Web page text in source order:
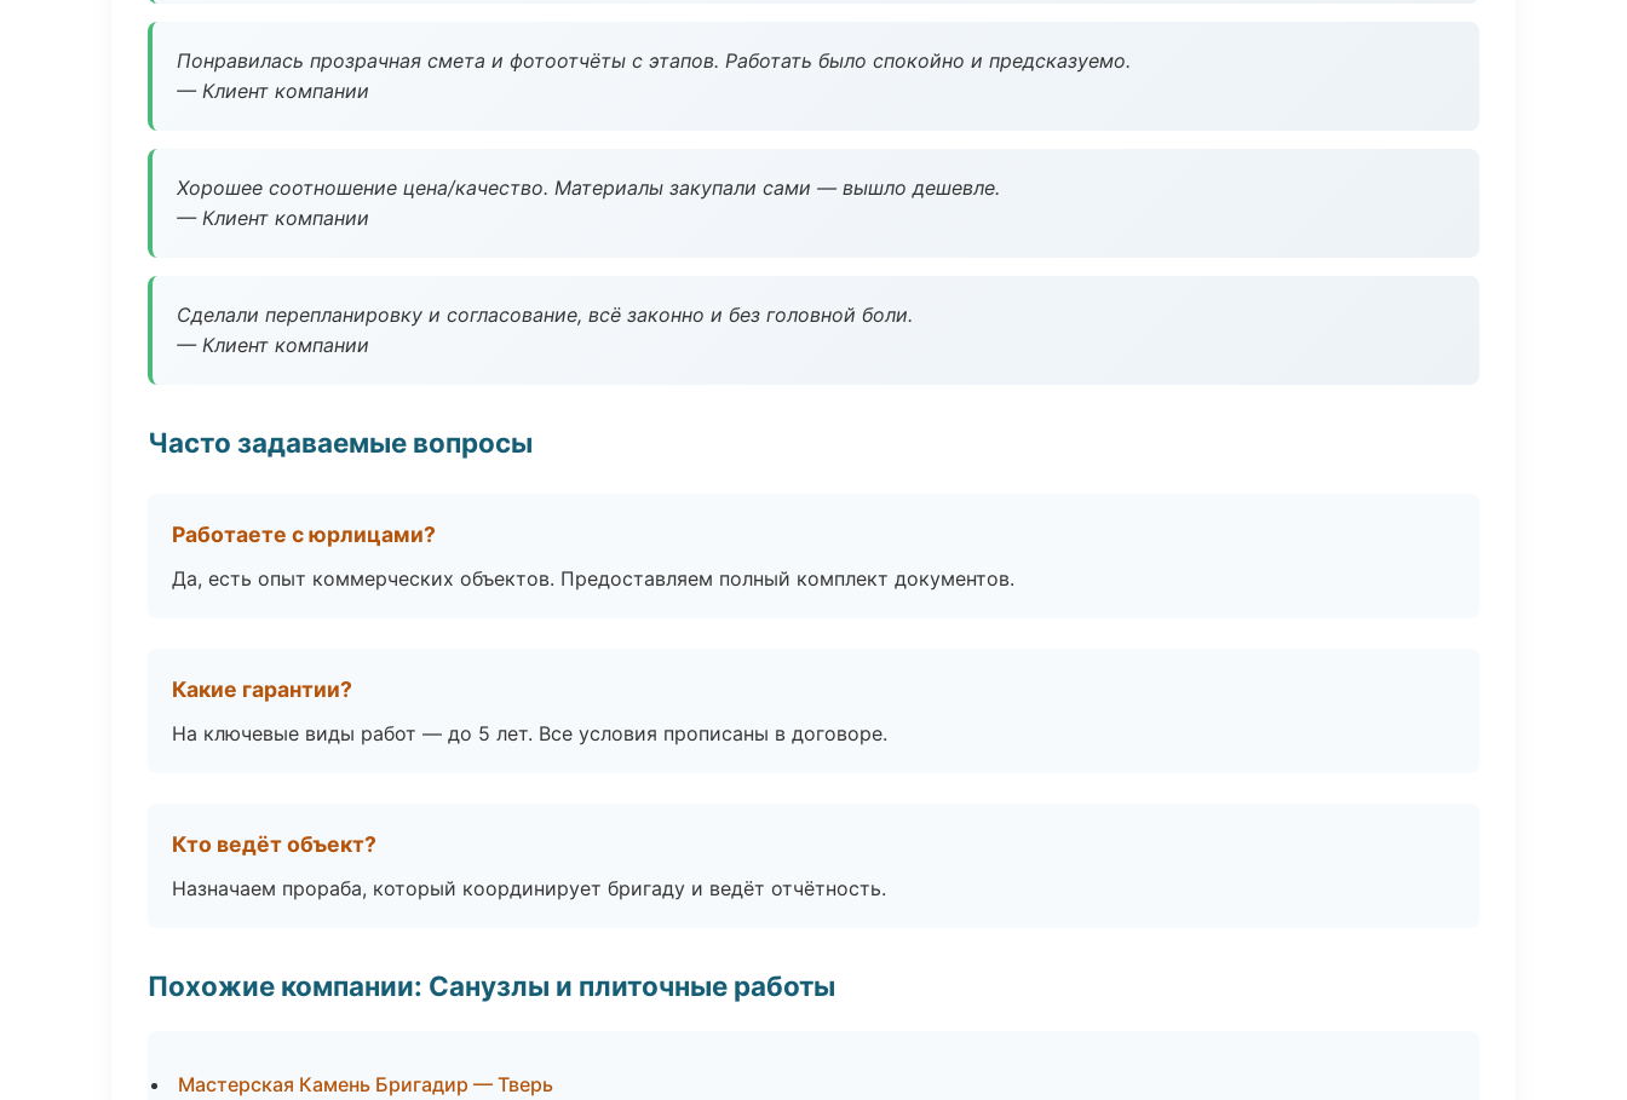
Понравилась прозрачная смета и фотоотчёты с этапов. Работать было спокойно и предсказуемо.
— Клиент компании
Хорошее соотношение цена/качество. Материалы закупали сами — вышло дешевле.
— Клиент компании
Сделали перепланировку и согласование, всё законно и без головной боли.
— Клиент компании
Часто задаваемые вопросы
Работаете с юрлицами?
Да, есть опыт коммерческих объектов. Предоставляем полный комплект документов.
Какие гарантии?
На ключевые виды работ — до 5 лет. Все условия прописаны в договоре.
Кто ведёт объект?
Назначаем прораба, который координирует бригаду и ведёт отчётность.
Похожие компании: Санузлы и плиточные работы
Мастерская Камень Бригадир — Тверь